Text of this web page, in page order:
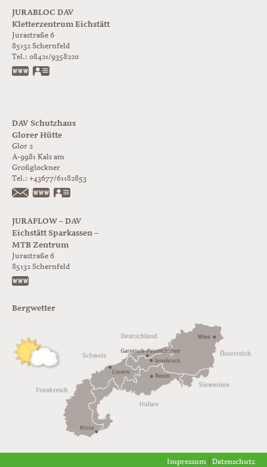
JURABLOC DAV
Kletterzentrum Eichstätt
Jurastraße 6
85132 Schernfeld
Tel.: 08421/9358220
www.jurabloc.de
DAV Schutzhaus
Glorer Hütte
Glor 2
A-9981 Kals am
Großglockner
Tel.: +43677/61182853
https://www.glorer-huette.at/
JURAFLOW – DAV
Eichstätt Sparkassen –
MTB Zentrum
Jurastraße 6
85132 Schernfeld
Bergwetter
Impressum Datenschutz